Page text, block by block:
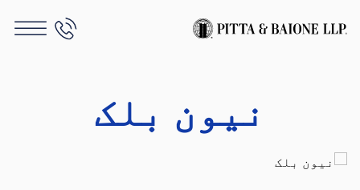
نیون بلک